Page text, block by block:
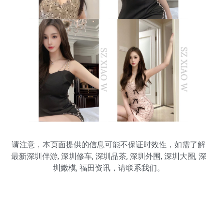
请注意，本页面提供的信息可能不保证时效性，如需了解
最新深圳伴游, 深圳修车, 深圳品茶, 深圳外围, 深圳大圈, 深
圳嫩模, 福田资讯，请联系我们。